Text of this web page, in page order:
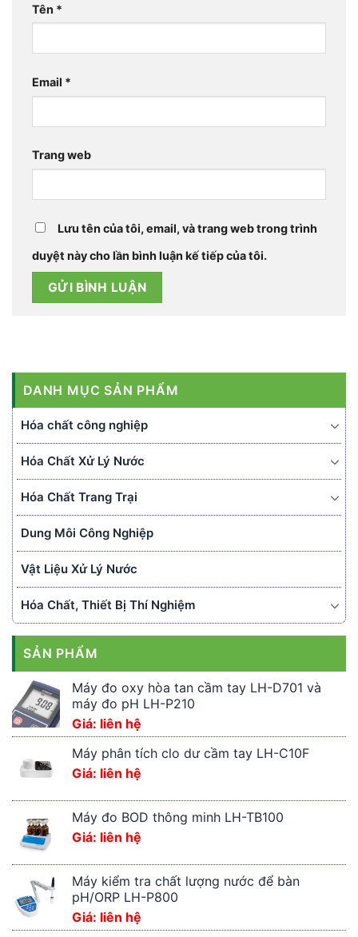
DANH MỤC SẢN PHẨM
Hóa chất công nghiệp
Hóa Chất Xử Lý Nước
Hóa Chất Trang Trại
Dung Môi Công Nghiệp
Vật Liệu Xử Lý Nước
Hóa Chất, Thiết Bị Thí Nghiệm
SẢN PHẨM
Máy đo oxy hòa tan cầm tay LH-D701 và
máy đo pH LH-P210
Giá: liên hệ
Máy phân tích clo dư cầm tay LH-C10F
Giá: liên hệ
Máy đo BOD thông minh LH-TB100
Giá: liên hệ
Máy kiểm tra chất lượng nước để bàn
pH/ORP LH-P800
Giá: liên hệ
Tên *
Email *
Trang web
Lưu tên của tôi, email, và trang web trong trình
duyệt này cho lần bình luận kế tiếp của tôi.